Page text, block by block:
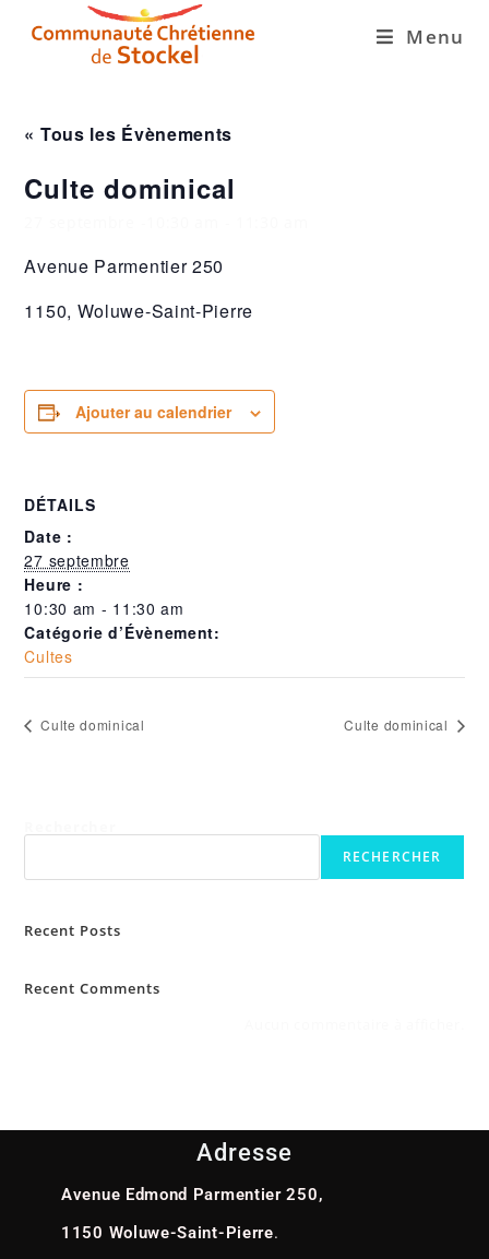
Menu
« Tous les Évènements
Culte dominical
Avenue Parmentier 250
1150, Woluwe-Saint-Pierre
Ajouter au calendrier
DÉTAILS
Date :
27 septembre
Heure :
10:30 am - 11:30 am
Catégorie d’Évènement:
Cultes
Culte dominical Culte dominical
RECHERCHER
Recent Posts
Recent Comments
Adresse
Avenue Edmond Parmentier 250,
1150 Woluwe-Saint-Pierre.